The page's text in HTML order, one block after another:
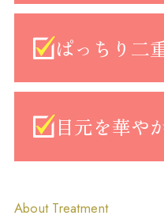
ぱっちり二
目元を華や
About Treatment